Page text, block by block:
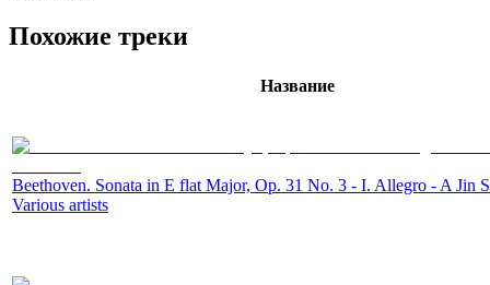
Похожие треки
Название
Beethoven. Sonata in E flat Major, Op. 31 No. 3 - I. Allegro - A Jin
Various artists